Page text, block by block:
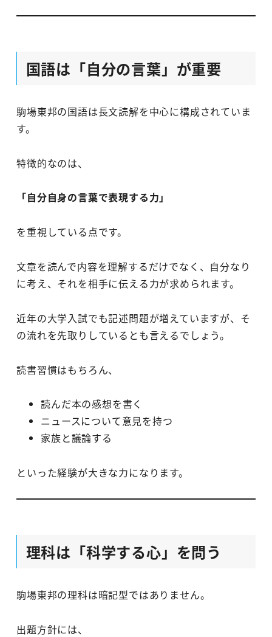
国語は「自分の言葉」が重要
駒場東邦の国語は長文読解を中心に構成されていま
す。
特徴的なのは、
「自分自身の言葉で表現する力」
を重視している点です。
文章を読んで内容を理解するだけでなく、自分なり
に考え、それを相手に伝える力が求められます。
近年の大学入試でも記述問題が増えていますが、そ
の流れを先取りしているとも言えるでしょう。
読書習慣はもちろん、
読んだ本の感想を書く
ニュースについて意見を持つ
家族と議論する
といった経験が大きな力になります。
理科は「科学する心」を問う
駒場東邦の理科は暗記型ではありません。
出題方針には、